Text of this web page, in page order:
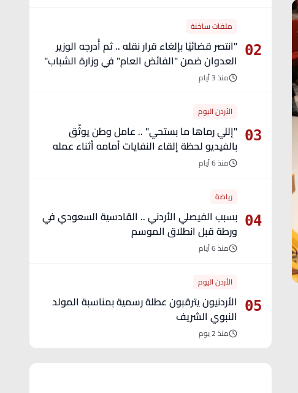
02
ملفات ساخنة
"انتصر قضائيًا بإلغاء قرار نقله .. ثم أُدرجه الوزير
العدوان ضمن "الفائض العام" في وزارة الشباب"
- تفاصيل
منذ 3 أيام
03
الأردن اليوم
"إللي رماها ما بستحي" .. عامل وطن يوثّق
بالفيديو لحظة إلقاء النفايات أمامه أثناء عمله
منذ 6 أيام
04
رياضة
بسبب الفيصلي الأردني .. القادسية السعودي في
ورطة قبل انطلاق الموسم
منذ 6 أيام
05
الأردن اليوم
الأردنيون يترقبون عطلة رسمية بمناسبة المولد
النبوي الشريف
منذ 2 يوم